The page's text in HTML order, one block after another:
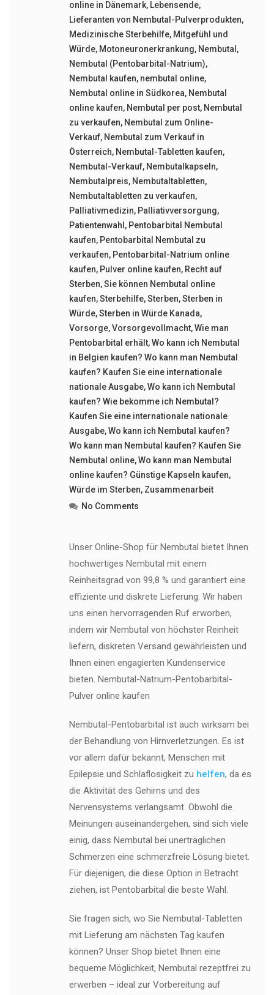
online in Dänemark, Lebensende,
Lieferanten von Nembutal-Pulverprodukten,
Medizinische Sterbehilfe, Mitgefühl und
Würde, Motoneuronerkrankung, Nembutal ,
Nembutal (Pentobarbital-Natrium),
Nembutal kaufen, nembutal online,
Nembutal online in Südkorea, Nembutal
online kaufen, Nembutal per post, Nembutal
zu verkaufen, Nembutal zum Online-
Verkauf, Nembutal zum Verkauf in
Österreich, Nembutal-Tabletten kaufen,
Nembutal-Verkauf, Nembutalkapseln,
Nembutalpreis, Nembutaltabletten,
Nembutaltabletten zu verkaufen,
Palliativmedizin, Palliativversorgung,
Patientenwahl , Pentobarbital Nembutal
kaufen, Pentobarbital Nembutal zu
verkaufen, Pentobarbital-Natrium online
kaufen, Pulver online kaufen, Recht auf
Sterben,Sie können Nembutal online
kaufen,Sterbehilfe,Sterben,Sterben in
Würde,Sterben in Würde Kanada,
Vorsorge,Vorsorgevollmacht,Wie man
Pentobarbital erhält,Wo kann ich Nembutal
in Belgien kaufen? Wo kann man Nembutal
kaufen? Kaufen Sie eine internationale
nationale Ausgabe,Wo kann ich Nembutal
kaufen? Wie bekomme ich Nembutal?
Kaufen Sie eine internationale nationale
Ausgabe,Wo kann ich Nembutal kaufen?
Wo kann man Nembutal kaufen? Kaufen Sie
Nembutal online,Wo kann man Nembutal
online kaufen? Günstige Kapseln kaufen,
Würde im Sterben, Zusammenarbeit
No Comments
Unser Online-Shop für Nembutal bietet Ihnen
hochwertiges Nembutal mit einem
Reinheitsgrad von 99,8 % und garantiert eine
effiziente und diskrete Lieferung. Wir haben
uns einen hervorragenden Ruf erworben,
indem wir Nembutal von höchster Reinheit
liefern, diskreten Versand gewährleisten und
Ihnen einen engagierten Kundenservice
bieten. Nembutal-Natrium-Pentobarbital-
Pulver online kaufen
Nembutal-Pentobarbital ist auch wirksam bei
der Behandlung von Hirnverletzungen. Es ist
vor allem dafür bekannt, Menschen mit
Epilepsie und Schlaflosigkeit zu helfen, da es
die Aktivität des Gehirns und des
Nervensystems verlangsamt. Obwohl die
Meinungen auseinandergehen, sind sich viele
einig, dass Nembutal bei unerträglichen
Schmerzen eine schmerzfreie Lösung bietet.
Für diejenigen, die diese Option in Betracht
ziehen, ist Pentobarbital die beste Wahl.
Sie fragen sich, wo Sie Nembutal-Tabletten
mit Lieferung am nächsten Tag kaufen
können? Unser Shop bietet Ihnen eine
bequeme Möglichkeit, Nembutal rezeptfrei zu
erwerben – ideal zur Vorbereitung auf